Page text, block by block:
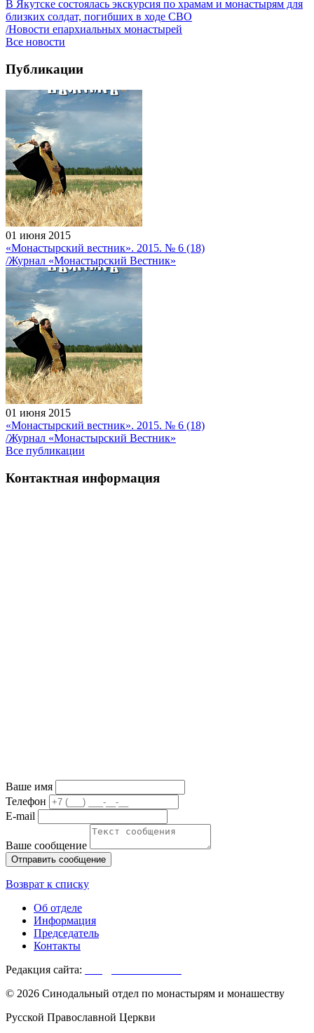
В Якутске состоялась экскурсия по храмам и монастырям для
близких солдат, погибших в ходе СВО
/Новости епархиальных монастырей
Все новости
Публикации
01 июня 2015
«Монастырский вестник». 2015. № 6 (18)
/Журнал «Монастырский Вестник»
01 июня 2015
«Монастырский вестник». 2015. № 6 (18)
/Журнал «Монастырский Вестник»
Все публикации
Контактная информация
Ваше имя
Телефон
E-mail
Ваше сообщение
Возврат к списку
Об отделе
Информация
Председатель
Контакты
Редакция сайта:
© 2026 Синодальный отдел по монастырям и монашеству
Русской Православной Церкви